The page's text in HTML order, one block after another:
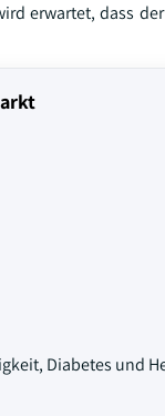
erwartet, dass
Diabetes und